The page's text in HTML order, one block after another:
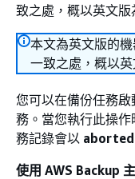
致之處，概以英文版
本文為英文版的
一致之處，概以英
您可以在備份任務啟
務。當您執行此操
務記錄會以 aborted
使用 AWS Backup